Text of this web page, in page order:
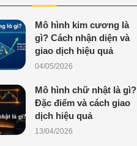
Mô hình kim cương là
gì? Cách nhận diện và
giao dịch hiệu quả
04/05/2026
Mô hình chữ nhật là gì?
Đặc điểm và cách giao
dịch hiệu quả
13/04/2026